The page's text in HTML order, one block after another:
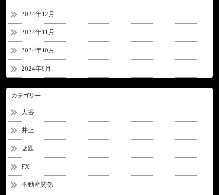
2024年12月
2024年11月
2024年10月
2024年9月
カテゴリー
大谷
井上
話題
FX
不動産関係